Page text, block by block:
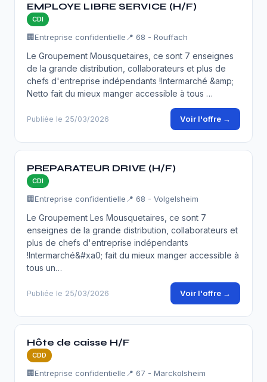
EMPLOYE LIBRE SERVICE (H/F)
CDI
🏢Entreprise confidentielle 📍 68 - Rouffach
Le Groupement Mousquetaires, ce sont 7 enseignes
de la grande distribution, collaborateurs et plus de
chefs d'entreprise indépendants !Intermarché &amp;
Netto fait du mieux manger accessible à tous …
Publiée le 25/03/2026 Voir l'offre →
PREPARATEUR DRIVE (H/F)
CDI
🏢Entreprise confidentielle 📍 68 - Volgelsheim
Le Groupement Les Mousquetaires, ce sont 7
enseignes de la grande distribution, collaborateurs et
plus de chefs d'entreprise indépendants
!Intermarché&#xa0; fait du mieux manger accessible à
tous un…
Publiée le 25/03/2026 Voir l'offre →
Hôte de caisse H/F
CDD
🏢Entreprise confidentielle 📍 67 - Marckolsheim